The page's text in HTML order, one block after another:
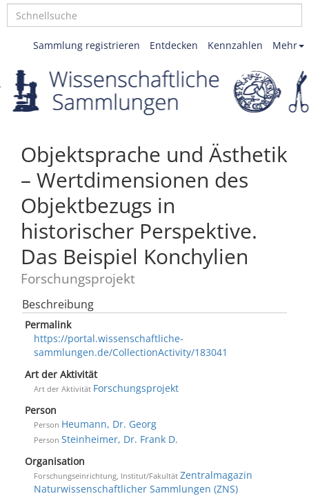
Mehr
Kennzahlen
Entdecken
Sammlung registrieren
Objektsprache und Ästhetik
– Wertdimensionen des
Objektbezugs in
historischer Perspektive.
Das Beispiel Konchylien
Forschungsprojekt
Beschreibung
Permalink
https://portal.wissenschaftliche-
sammlungen.de/CollectionActivity/183041
Art der Aktivität
Art der Aktivität Forschungsprojekt
Person
Person Heumann, Dr. Georg
Person Steinheimer, Dr. Frank D.
Organisation
Forschungseinrichtung, Institut/Fakultät Zentralmagazin
Naturwissenschaftlicher Sammlungen (ZNS)